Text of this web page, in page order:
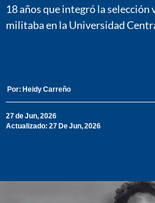
18 años que integró la selección
militaba en la Universidad
Por: Heidy Carreño
27 de Jun, 2026
Actualizado: 27 De Jun, 2026